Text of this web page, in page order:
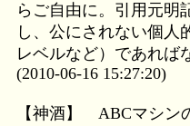
らご自由に。引用元明
し、公にされない個人
レベルなど）であれば
(2010-06-16 15:27:20)
【神酒】 ABCマシン